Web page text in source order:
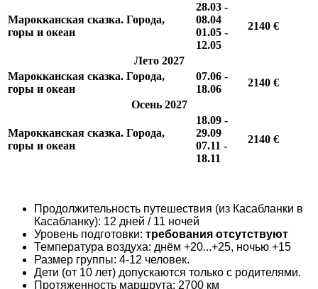
Марокканская сказка. Города,
горы и океан
28.03 -
08.04
01.05 -
12.05
2140 €
Лето 2027
Марокканская сказка. Города,
горы и океан
07.06 -
18.06
2140 €
Осень 2027
Марокканская сказка. Города,
горы и океан
18.09 -
29.09
07.11 -
18.11
2140 €
Продолжительность путешествия (из Касабланки в
Касабланку): 12 дней / 11 ночей
Уровень подготовки: требования отсутствуют
Температура воздуха: днём +20...+25, ночью +15
Размер группы: 4-12 человек.
Дети (от 10 лет) допускаются только с родителями.
Протяженность маршрута: 2700 км